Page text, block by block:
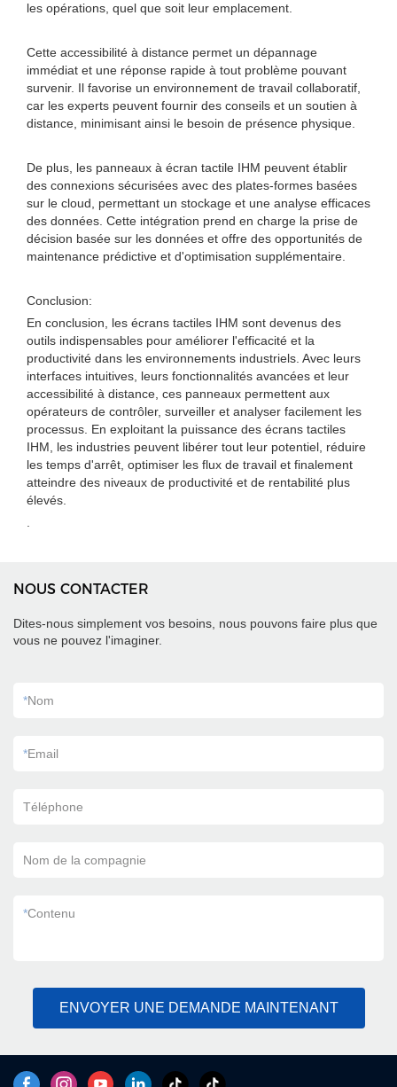
les opérations, quel que soit leur emplacement.
Cette accessibilité à distance permet un dépannage
immédiat et une réponse rapide à tout problème pouvant
survenir. Il favorise un environnement de travail collaboratif,
car les experts peuvent fournir des conseils et un soutien à
distance, minimisant ainsi le besoin de présence physique.
De plus, les panneaux à écran tactile IHM peuvent établir
des connexions sécurisées avec des plates-formes basées
sur le cloud, permettant un stockage et une analyse efficaces
des données. Cette intégration prend en charge la prise de
décision basée sur les données et offre des opportunités de
maintenance prédictive et d'optimisation supplémentaire.
Conclusion:
En conclusion, les écrans tactiles IHM sont devenus des
outils indispensables pour améliorer l'efficacité et la
productivité dans les environnements industriels. Avec leurs
interfaces intuitives, leurs fonctionnalités avancées et leur
accessibilité à distance, ces panneaux permettent aux
opérateurs de contrôler, surveiller et analyser facilement les
processus. En exploitant la puissance des écrans tactiles
IHM, les industries peuvent libérer tout leur potentiel, réduire
les temps d'arrêt, optimiser les flux de travail et finalement
atteindre des niveaux de productivité et de rentabilité plus
élevés.
NOUS CONTACTER
Dites-nous simplement vos besoins, nous pouvons faire plus que
vous ne pouvez l'imaginer.
*Nom
*Email
Téléphone
Nom de la compagnie
*Contenu
ENVOYER UNE DEMANDE MAINTENANT